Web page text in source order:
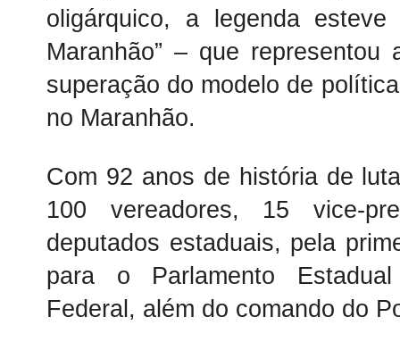
oligárquico, a legenda
Maranhão” – que
superação do modelo de
no Maranhão.
Com 92 anos de história de
100 vereadores, 15 vice-
deputados estaduais, pela
para o Parlamento
Federal, além do comando do